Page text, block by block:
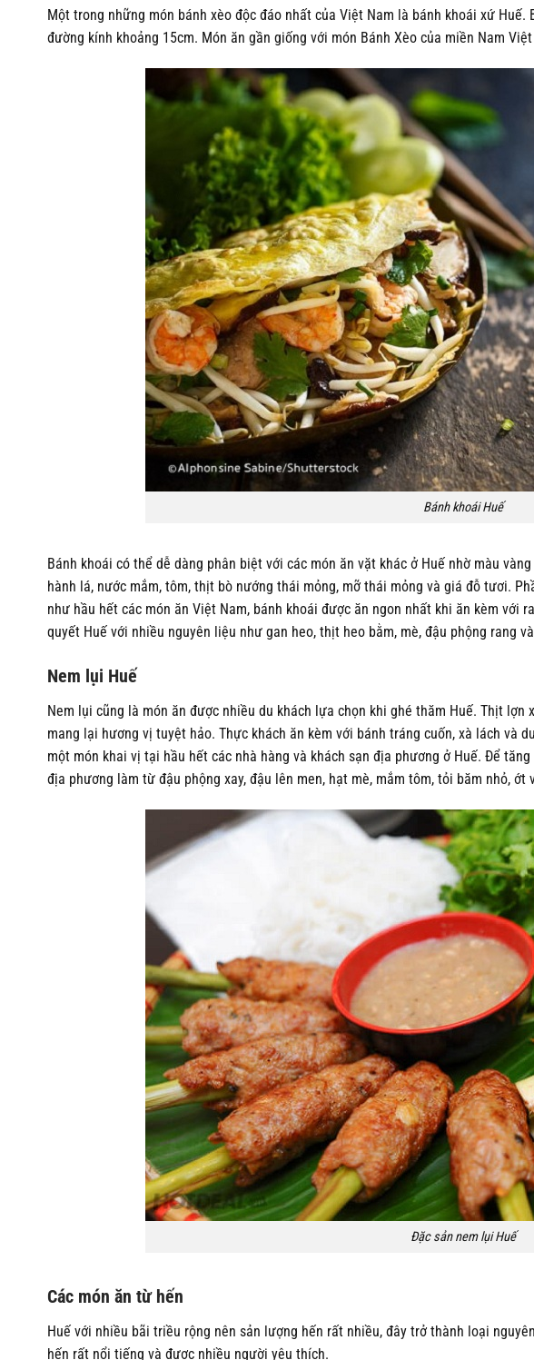
Một trong những món bánh xèo độc đáo nhất của Việt Nam là bánh khoái xứ
đường kính khoảng 15cm. Món ăn gần giống với món Bánh Xèo của miền Nam
Bánh khoái Huế
Bánh khoái có thể dễ dàng phân biệt với các món ăn vặt khác ở Huế nhờ màu
hành lá, nước mắm, tôm, thịt bò nướng thái mỏng, mỡ thái mỏng và giá đỗ tươi.
như hầu hết các món ăn Việt Nam, bánh khoái được ăn ngon nhất khi ăn kèm với
quyết Huế với nhiều nguyên liệu như gan heo, thịt heo bằm, mè, đậu phộng rang
Nem lụi Huế
Nem lụi cũng là món ăn được nhiều du khách lựa chọn khi ghé thăm Huế. Thịt
mang lại hương vị tuyệt hảo. Thực khách ăn kèm với bánh tráng cuốn, xà lách và
một món khai vị tại hầu hết các nhà hàng và khách sạn địa phương ở Huế. Để
địa phương làm từ đậu phộng xay, đậu lên men, hạt mè, mắm tôm, tỏi băm nhỏ, ớt
Đặc sản nem lụi Huế
Các món ăn từ hến
Huế với nhiều bãi triều rộng nên sản lượng hến rất nhiều, đây trở thành loại
hến rất nổi tiếng và được nhiều người yêu thích.